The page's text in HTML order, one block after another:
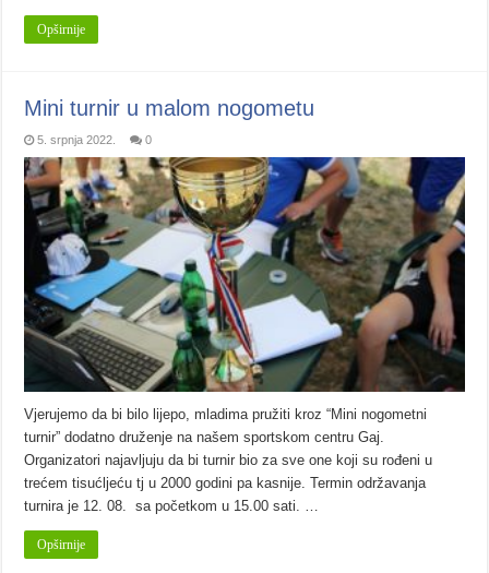
Opširnije
Mini turnir u malom nogometu
5. srpnja 2022. 0
Vjerujemo da bi bilo lijepo, mladima pružiti kroz “Mini nogometni
turnir” dodatno druženje na našem sportskom centru Gaj.
Organizatori najavljuju da bi turnir bio za sve one koji su rođeni u
trećem tisućljeću tj u 2000 godini pa kasnije. Termin održavanja
turnira je 12. 08. sa početkom u 15.00 sati. …
Opširnije